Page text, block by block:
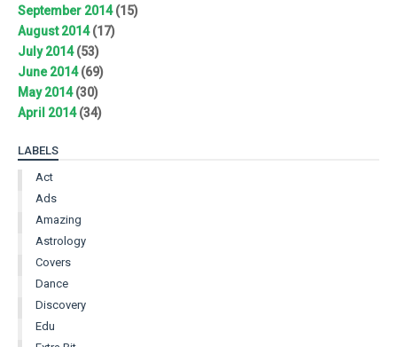
September 2014(15)
August 2014(17)
July 2014(53)
June 2014(69)
May 2014(30)
April 2014(34)
LABELS
Act
Ads
Amazing
Astrology
Covers
Dance
Discovery
Edu